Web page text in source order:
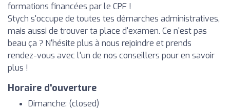
formations financées par le CPF !
Stych s'occupe de toutes tes démarches administratives,
mais aussi de trouver ta place d'examen. Ce n'est pas
beau ça ? N'hésite plus à nous rejoindre et prends
rendez-vous avec l'un de nos conseillers pour en savoir
plus !
Horaire d'ouverture
Dimanche: (closed)